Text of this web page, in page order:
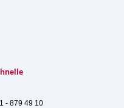
- 879 49 10